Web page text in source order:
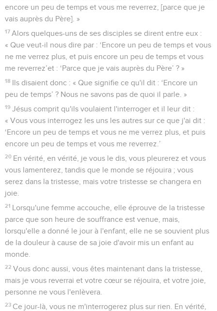
encore un peu de temps et vous me reverrez, [parce que je
vais auprès du Père]. »
17 Alors quelques-uns de ses disciples se dirent entre eux :
« Que veut-il nous dire par : ‘Encore un peu de temps et vous
ne me verrez plus, et puis encore un peu de temps et vous
me reverrez’et : ‘Parce que je vais auprès du Père’ ? »
18 Ils disaient donc : « Que signifie ce qu'il dit : ‘Encore un
peu de temps’ ? Nous ne savons pas de quoi il parle. »
19 Jésus comprit qu'ils voulaient l'interroger et il leur dit :
« Vous vous interrogez les uns les autres sur ce que j'ai dit :
‘Encore un peu de temps et vous ne me verrez plus, et puis
encore un peu de temps et vous me reverrez.’
20 En vérité, en vérité, je vous le dis, vous pleurerez et vous
vous lamenterez, tandis que le monde se réjouira ; vous
serez dans la tristesse, mais votre tristesse se changera en
joie.
21 Lorsqu'une femme accouche, elle éprouve de la tristesse
parce que son heure de souffrance est venue, mais,
lorsqu'elle a donné le jour à l'enfant, elle ne se souvient plus
de la douleur à cause de sa joie d'avoir mis un enfant au
monde.
22 Vous donc aussi, vous êtes maintenant dans la tristesse,
mais je vous reverrai et votre cœur se réjouira, et votre joie,
personne ne vous l'enlèvera.
23 Ce jour-là, vous ne m'interrogerez plus sur rien. En vérité,